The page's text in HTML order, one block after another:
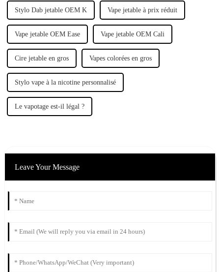
Stylo Dab jetable OEM K Vape jetable à prix réduit
Vape jetable OEM Ease Vape jetable OEM Cali
Cire jetable en gros Vapes colorées en gros
Stylo vape à la nicotine personnalisé
Le vapotage est-il légal ?
Leave Your Message